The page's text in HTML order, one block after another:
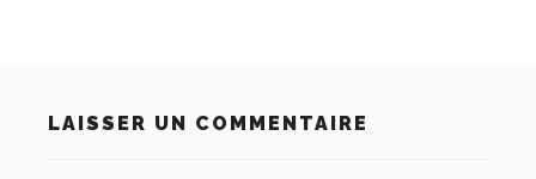
LAISSER UN COMMENTAIRE